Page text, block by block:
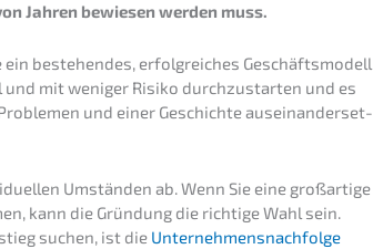
Jahren bewie­sen werden muss.
bestehen­des, erfolg­rei­ches Geschäfts­mo­dell
mit weniger Risiko durch­zu­star­ten und es
und einer Geschich­te ausein­an­der­set­
Umstän­den ab. Wenn Sie eine großar­ti­ge
kann die Gründung die richti­ge Wahl sein.
suchen, ist die Unternehmens­nachfolge